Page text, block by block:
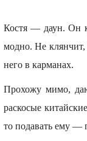
Костя — даун. Он
модно. Не
него в карманах.
Прохожу мимо,
раскосые
то подавать ему —